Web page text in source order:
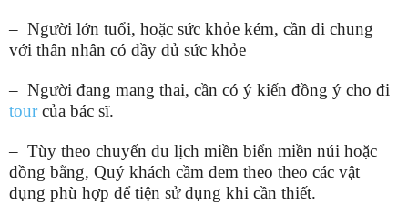
– Người lớn tuổi, hoặc sức khỏe kém, cần đi chung
với thân nhân có đầy đủ sức khỏe
– Người đang mang thai, cần có ý kiến đồng ý cho đi
tourcủa bác sĩ.
– Tùy theo chuyến du lịch miền biển miền núi hoặc
đồng bằng, Quý khách cầm đem theo theo các vật
dụng phù hợp để tiện sử dụng khi cần thiết.